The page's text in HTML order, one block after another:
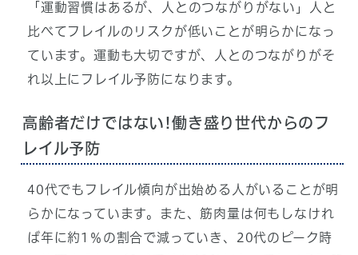
「運動習慣はあるが、人とのつながりがない」人と
比べてフレイルのリスクが低いことが明らかになっ
ています。運動も大切ですが、人とのつながりがそ
れ以上にフレイル予防になります。
高齢者だけではない!働き盛り世代からのフ
レイル予防
40代でもフレイル傾向が出始める人がいることが明
らかになっています。また、筋肉量は何もしなけれ
ば年に約1％の割合で減っていき、20代のピーク時